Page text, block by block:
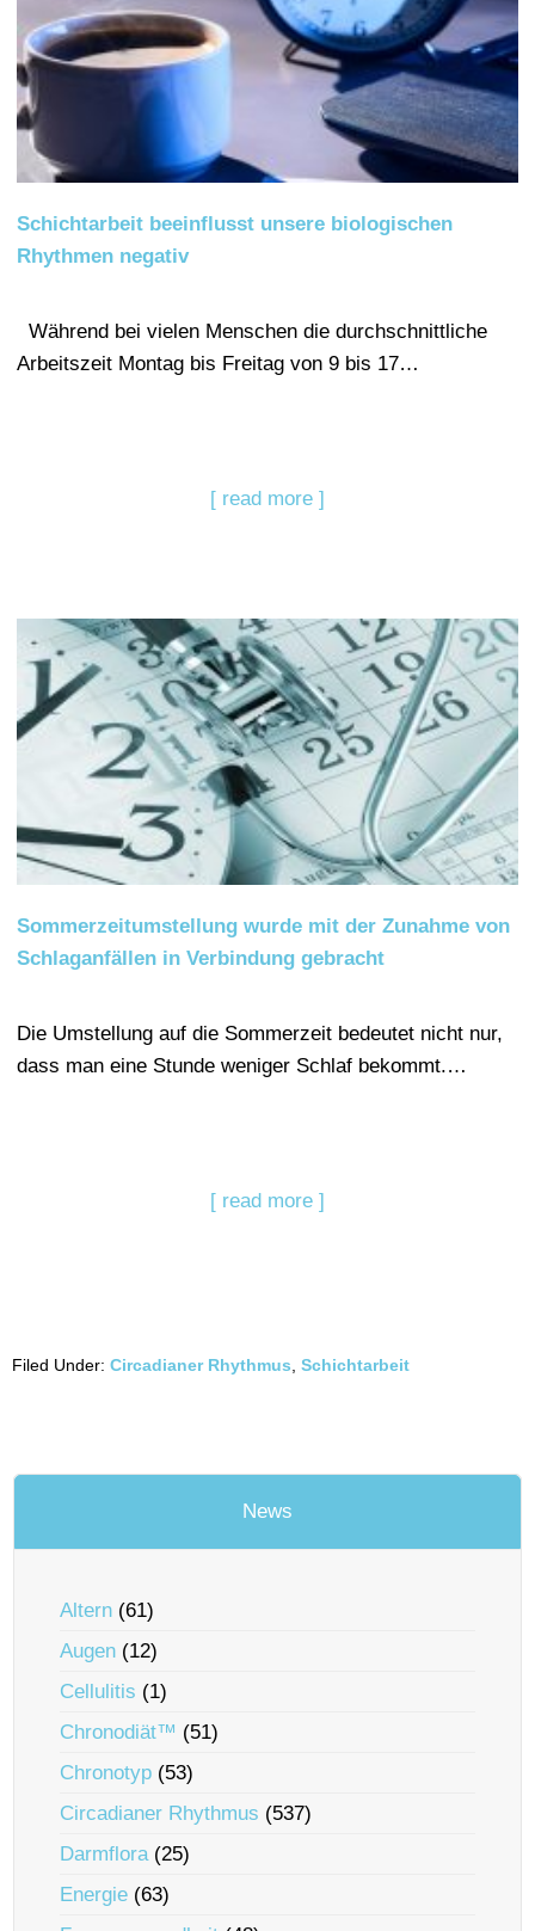
Schichtarbeit beeinflusst unsere biologischen
Rhythmen negativ
Während bei vielen Menschen die durchschnittliche
Arbeitszeit Montag bis Freitag von 9 bis 17…
[ read more ]
Sommerzeitumstellung wurde mit der Zunahme von
Schlaganfällen in Verbindung gebracht
Die Umstellung auf die Sommerzeit bedeutet nicht nur,
dass man eine Stunde weniger Schlaf bekommt.…
[ read more ]
Filed Under: Circadianer Rhythmus Schichtarbeit
News
Altern (61)
Augen (12)
Cellulitis (1)
Chronodiät™ (51)
Chronotyp (53)
Circadianer Rhythmus (537)
Darmflora(25)
Energie (63)